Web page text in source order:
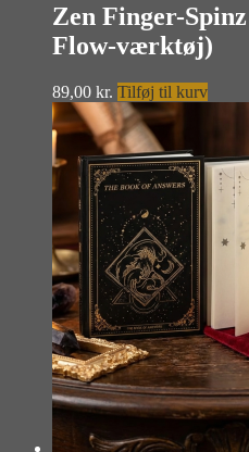
Zen Finger-
Flow-værktøj)
89,00 kr. Tilføj til kurv